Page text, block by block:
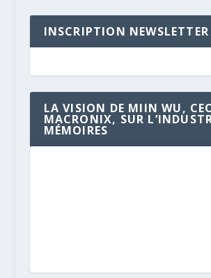
INSCRIPTION NEWSLETTER
LA VISION DE MIIN WU,
MACRONIX, SUR
MÉMOIRES